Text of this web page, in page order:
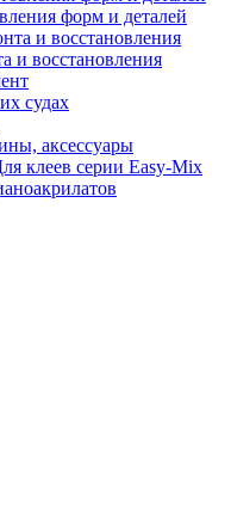
форм и деталей
и восстановления
судах
аксессуары
клеев серии Easy-Mix